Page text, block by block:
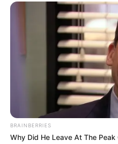
BRAINBERRIES
Why Did He Leave At The